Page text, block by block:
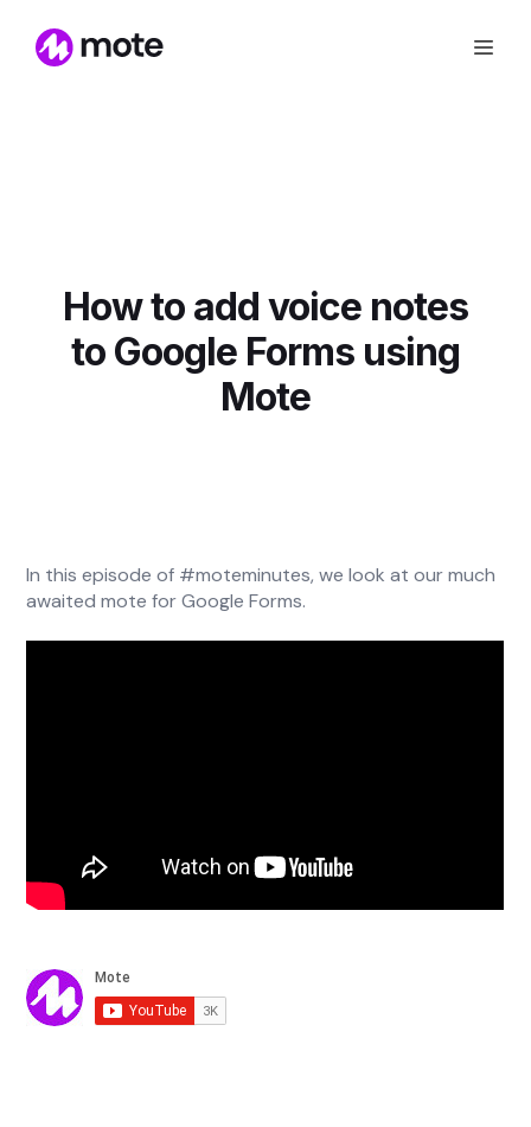
How to add voice notes
to Google Forms using
Mote
In this episode of #moteminutes, we look at our much
awaited mote for Google Forms.